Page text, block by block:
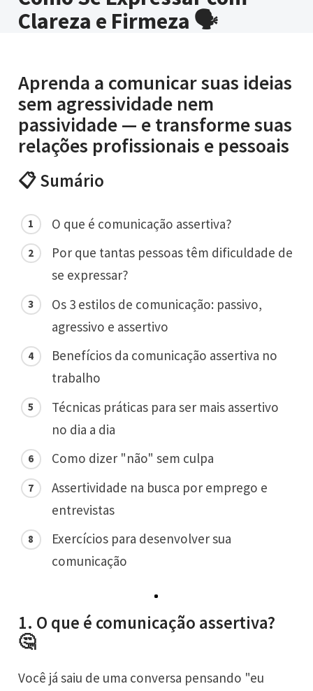
Clareza e Firmeza 🗣️
Aprenda a comunicar suas ideias
sem agressividade nem
passividade — e transforme suas
relações profissionais e pessoais
📋 Sumário
O que é comunicação assertiva?
Por que tantas pessoas têm dificuldade de
se expressar?
Os 3 estilos de comunicação: passivo,
agressivo e assertivo
Benefícios da comunicação assertiva no
trabalho
Técnicas práticas para ser mais assertivo
no dia a dia
Como dizer "não" sem culpa
Assertividade na busca por emprego e
entrevistas
Exercícios para desenvolver sua
comunicação
1. O que é comunicação assertiva?
🤔
Você já saiu de uma conversa pensando "eu